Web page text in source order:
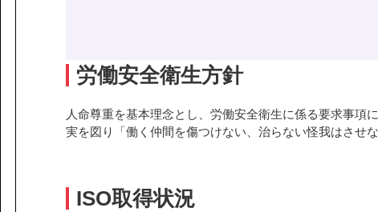
労働安全衛生方針
人命尊重を基本理念とし、労働安全衛生に係る要求事項
実を図り「働く仲間を傷つけない、治らない怪我はさせ
ISO取得状況